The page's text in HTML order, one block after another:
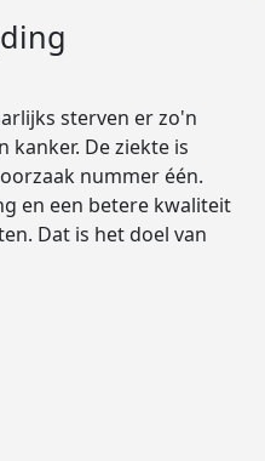
sterven er zo'n
kanker. De ziekte is
nummer één.
en een betere kwaliteit
Dat is het doel van